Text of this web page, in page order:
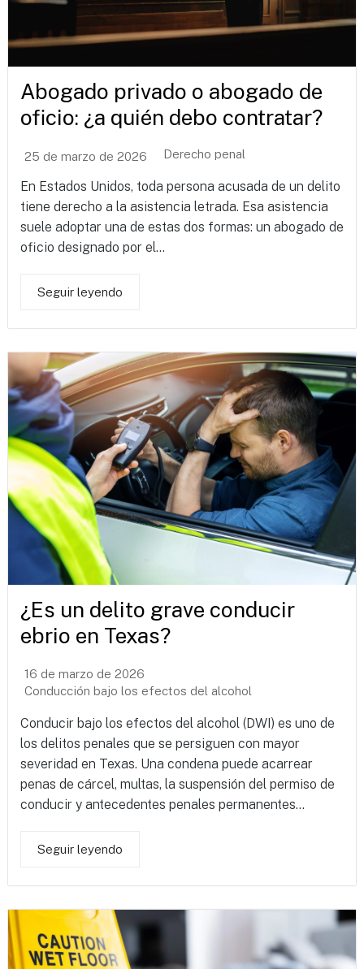
Abogado privado o abogado de
oficio: ¿a quién debo contratar?
25 de marzo de 2026 Derecho penal
En Estados Unidos, toda persona acusada de un delito
tiene derecho a la asistencia letrada. Esa asistencia
suele adoptar una de estas dos formas: un abogado de
oficio designado por el...
Seguir leyendo
¿Es un delito grave conducir
ebrio en Texas?
16 de marzo de 2026
Conducción bajo los efectos del alcohol
Conducir bajo los efectos del alcohol (DWI) es uno de
los delitos penales que se persiguen con mayor
severidad en Texas. Una condena puede acarrear
penas de cárcel, multas, la suspensión del permiso de
conducir y antecedentes penales permanentes...
Seguir leyendo